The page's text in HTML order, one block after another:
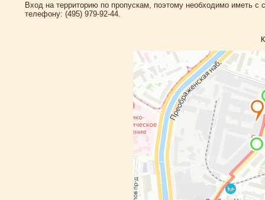
Вход на территорию по пропускам, поэтому необходимо иметь с
телефону: (495) 979-92-44.